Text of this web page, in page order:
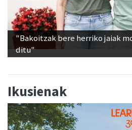
"Bakoitzak bere herriko jaiak
ditu"
Ikusienak